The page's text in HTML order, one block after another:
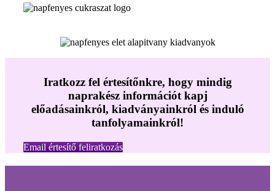
Iratkozz fel értesítőnkre, hogy mindig
naprakész információt kapj
előadásainkról, kiadványainkról és induló
tanfolyamainkról!
Email értesítő feliratkozás